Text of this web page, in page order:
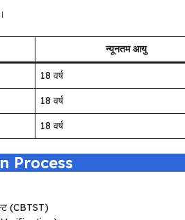
न्यूनतम आयु
18 वर्ष
18 वर्ष
18 वर्ष
Process
(CBTST)